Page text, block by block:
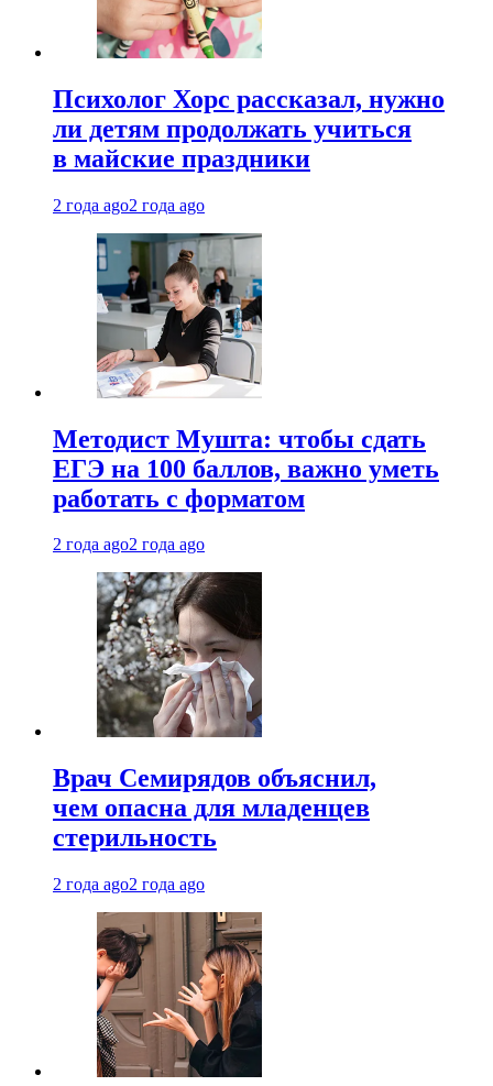
Психолог Хорс рассказал, нужно
ли детям продолжать учиться
в майские праздники
2 года ago2 года ago
Методист Мушта: чтобы сдать
ЕГЭ на 100 баллов, важно уметь
работать с форматом
2 года ago2 года ago
Врач Семирядов объяснил,
чем опасна для младенцев
стерильность
2 года ago2 года ago